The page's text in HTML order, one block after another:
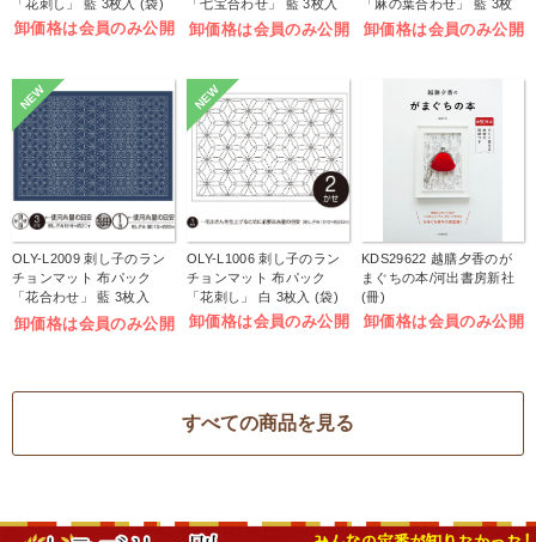
「花刺し」 藍 3枚入 (袋)
卸価格は会員のみ公開
「七宝合わせ」 藍 3枚入
(袋)
卸価格は会員のみ公開
「麻の葉合わせ」 藍 3枚
入 (袋)
卸価格は会員のみ公開
NEW
OLY-L2009 刺し子のラン
チョンマット 布パック
「花合わせ」 藍 3枚入
(袋)
卸価格は会員のみ公開
NEW
OLY-L1006 刺し子のラン
チョンマット 布パック
「花刺し」 白 3枚入 (袋)
卸価格は会員のみ公開
KDS29622 越膳夕香のが
まぐちの本/河出書房新社
(冊)
卸価格は会員のみ公開
すべての商品を見る